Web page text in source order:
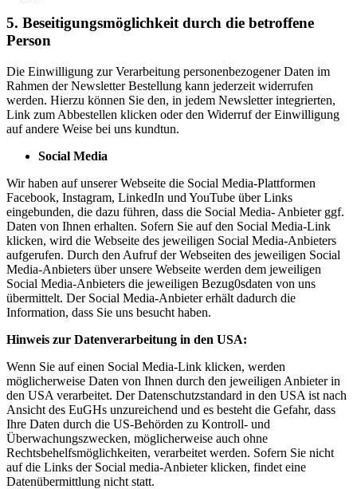
5. Beseitigungsmöglichkeit durch die betroffene
Person
Die Einwilligung zur Verarbeitung personenbezogener Daten im
Rahmen der Newsletter Bestellung kann jederzeit widerrufen
werden. Hierzu können Sie den, in jedem Newsletter integrierten,
Link zum Abbestellen klicken oder den Widerruf der Einwilligung
auf andere Weise bei uns kundtun.
Social Media
Wir haben auf unserer Webseite die Social Media-Plattformen
Facebook, Instagram, LinkedIn und YouTube über Links
eingebunden, die dazu führen, dass die Social Media- Anbieter ggf.
Daten von Ihnen erhalten. Sofern Sie auf den Social Media-Link
klicken, wird die Webseite des jeweiligen Social Media-Anbieters
aufgerufen. Durch den Aufruf der Webseiten des jeweiligen Social
Media-Anbieters über unsere Webseite werden dem jeweiligen
Social Media-Anbieters die jeweiligen Bezug0sdaten von uns
übermittelt. Der Social Media-Anbieter erhält dadurch die
Information, dass Sie uns besucht haben.
Hinweis zur Datenverarbeitung in den USA:
Wenn Sie auf einen Social Media-Link klicken, werden
möglicherweise Daten von Ihnen durch den jeweiligen Anbieter in
den USA verarbeitet. Der Datenschutzstandard in den USA ist nach
Ansicht des EuGHs unzureichend und es besteht die Gefahr, dass
Ihre Daten durch die US-Behörden zu Kontroll- und
Überwachungszwecken, möglicherweise auch ohne
Rechtsbehelfsmöglichkeiten, verarbeitet werden. Sofern Sie nicht
auf die Links der Social media-Anbieter klicken, findet eine
Datenübermittlung nicht statt.